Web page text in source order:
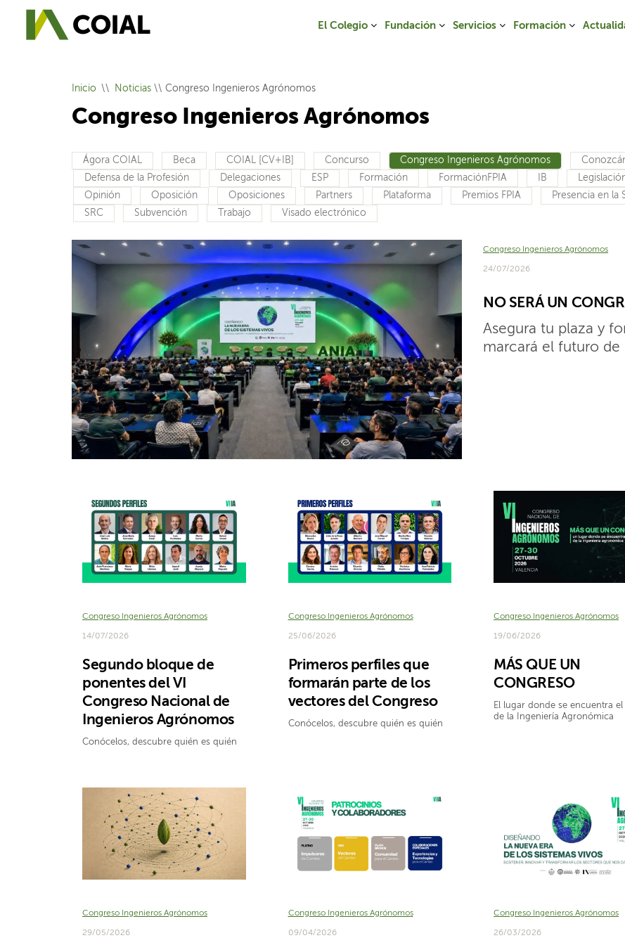
El Colegio Fundación Servicios Formación
Inicio Noticias \\ Congreso Ingenieros Agrónomos
Congreso Ingenieros Agrónomos
Ágora COIAL Beca COIAL [CV+IB] Concurso Congreso Ingenieros Agrónomos
Defensa de la Profesión
Delegaciones ESP Formación FormaciónFPIA IB
Opinión
Oposición Oposiciones Partners Plataforma Premios FPIA Presencia en la
SRC
Subvención Trabajo Visado electrónico
Congreso Ingenieros Agrónomos
24/07/2026
NO SERÁ UN
Asegura tu plaza y
marcará el futuro de
Congreso Ingenieros Agrónomos
14/07/2026
Segundo bloque de
ponentes del VI
Congreso Nacional de
Ingenieros Agrónomos
Conócelos, descubre quién es quién
Congreso Ingenieros Agrónomos
25/06/2026
Primeros perfiles que
formarán parte de los
vectores del Congreso
Conócelos, descubre quién es quién
Congreso Ingenieros Agrónomos
19/06/2026
MÁS QUE UN
CONGRESO
El lugar donde se encuentra
de la Ingeniería Agronómica
Congreso Ingenieros Agrónomos
29/05/2026
Congreso Ingenieros Agrónomos
09/04/2026
Congreso Ingenieros Agrónomos
26/03/2026